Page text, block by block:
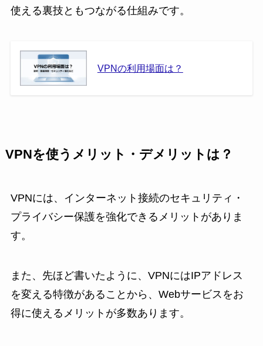
使える裏技ともつながる仕組みです。
VPNの利用場面は？
VPNを使うメリット・デメリットは？
VPNには、インターネット接続のセキュリティ・
プライバシー保護を強化できるメリットがありま
す。
また、先ほど書いたように、VPNにはIPアドレス
を変える特徴があることから、Webサービスをお
得に使えるメリットが多数あります。